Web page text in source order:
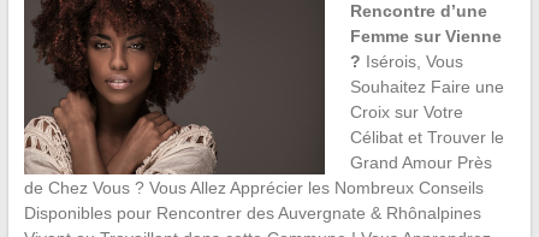
Rencontre d’une
Femme sur Vienne
? Isérois, Vous
Souhaitez Faire une
Croix sur Votre
Célibat et Trouver le
Grand Amour Près
de Chez Vous ? Vous Allez Apprécier les Nombreux Conseils
Disponibles pour Rencontrer des Auvergnate & Rhônalpines